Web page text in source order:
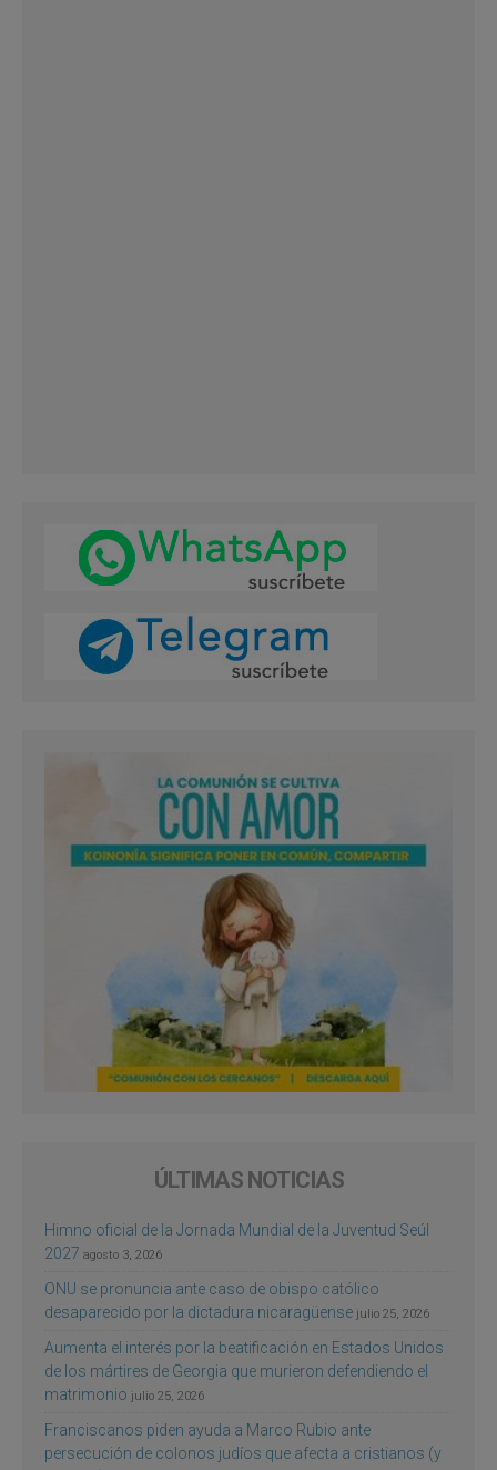
ÚLTIMAS NOTICIAS
Himno oficial de la Jornada Mundial de la Juventud Seúl
2027 agosto 3, 2026
ONU se pronuncia ante caso de obispo católico
desaparecido por la dictadura nicaragüense julio 25, 2026
Aumenta el interés por la beatificación en Estados Unidos
de los mártires de Georgia que murieron defendiendo el
matrimonio julio 25, 2026
Franciscanos piden ayuda a Marco Rubio ante
persecución de colonos judíos que afecta a cristianos (y